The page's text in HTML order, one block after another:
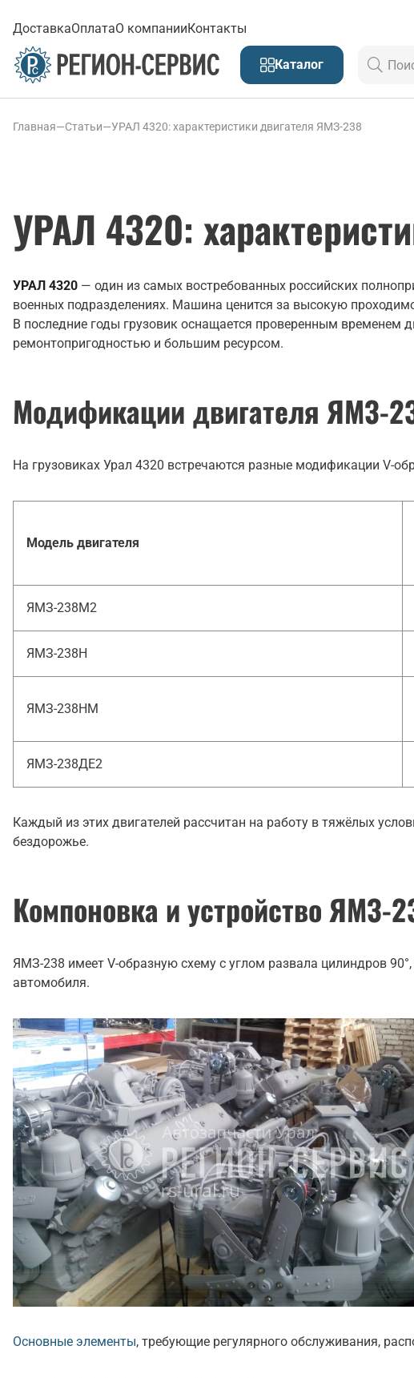
ДоставкаОплатаО компанииКонтакты
Каталог
Главная—Статьи—УРАЛ 4320: характеристики двигателя ЯМЗ-238
УРАЛ 4320:
УРАЛ 4320 — один из самых востребованных российских
военных подразделениях. Машина ценится за высокую
В последние годы грузовик оснащается проверенным
ремонтопригодностью и большим ресурсом.
Модификации двигателя ЯМЗ-
На грузовиках Урал 4320 встречаются разные модификации V-
Модель двигателя
ЯМЗ-238М2
ЯМЗ-238Н
ЯМЗ-238НМ
ЯМЗ-238ДЕ2
Каждый из этих двигателей рассчитан на работу в тяжёлых
бездорожье.
Компоновка и устройство ЯМЗ-
ЯМЗ-238 имеет V-образную схему с углом развала цилиндров
автомобиля.
Основные элементы, требующие регулярного обслуживания,